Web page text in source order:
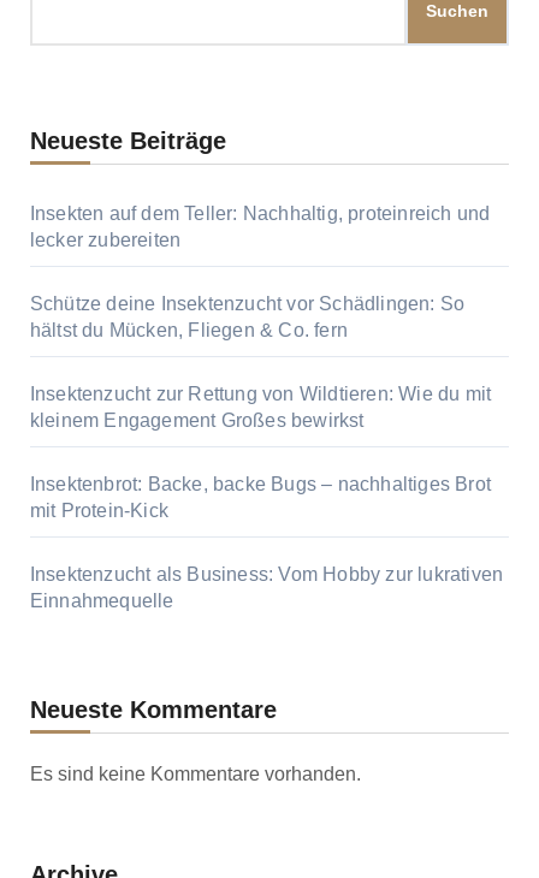
Suchen
Neueste Beiträge
Insekten auf dem Teller: Nachhaltig, proteinreich und
lecker zubereiten
Schütze deine Insektenzucht vor Schädlingen: So
hältst du Mücken, Fliegen & Co. fern
Insektenzucht zur Rettung von Wildtieren: Wie du mit
kleinem Engagement Großes bewirkst
Insektenbrot: Backe, backe Bugs – nachhaltiges Brot
mit Protein-Kick
Insektenzucht als Business: Vom Hobby zur lukrativen
Einnahmequelle
Neueste Kommentare
Es sind keine Kommentare vorhanden.